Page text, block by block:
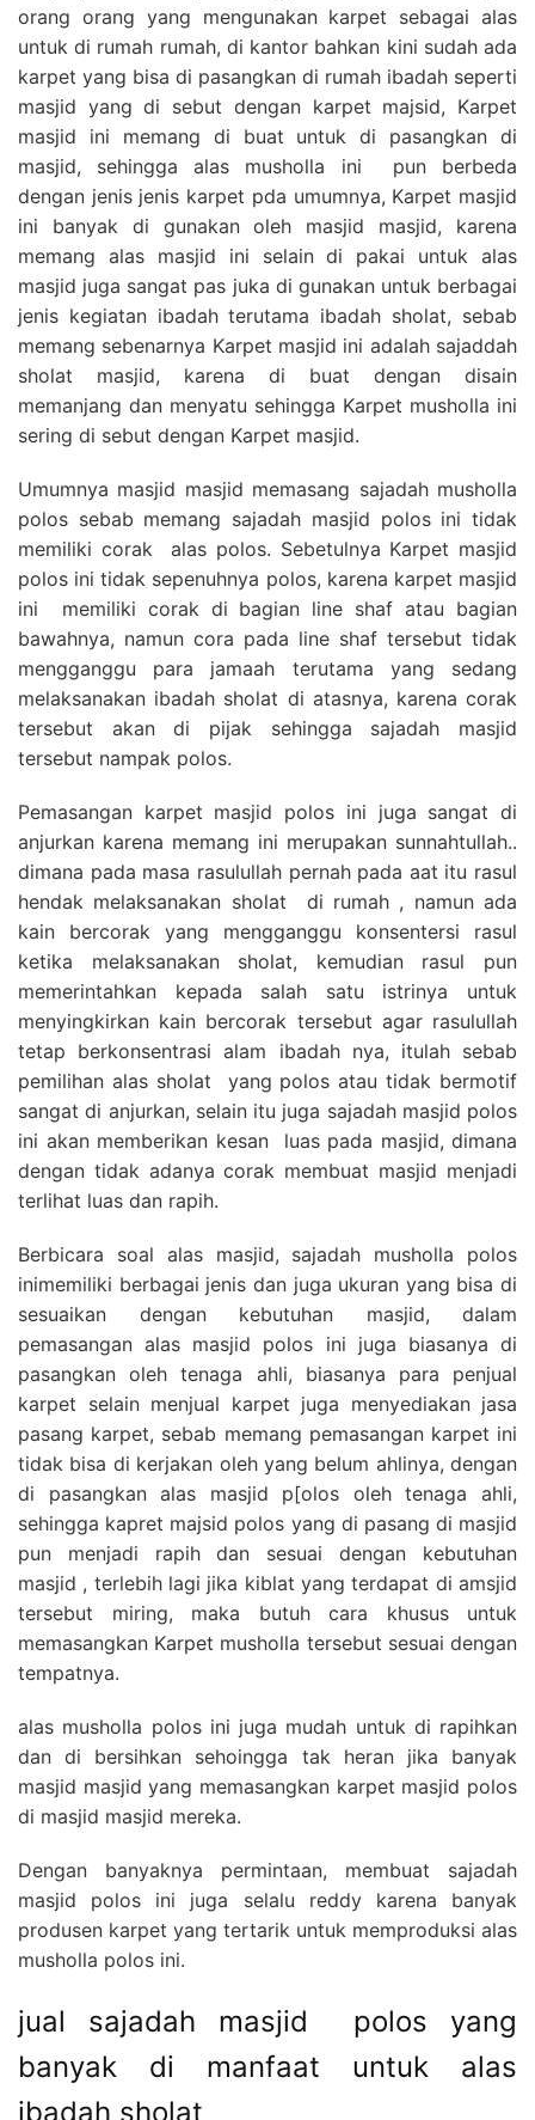
orang orang yang mengunakan karpet sebagai alas
untuk di rumah rumah, di kantor bahkan kini sudah ada
karpet yang bisa di pasangkan di rumah ibadah seperti
masjid yang di sebut dengan karpet majsid, Karpet
masjid ini memang di buat untuk di pasangkan di
masjid, sehingga alas musholla ini pun berbeda
dengan jenis jenis karpet pda umumnya, Karpet masjid
ini banyak di gunakan oleh masjid masjid, karena
memang alas masjid ini selain di pakai untuk alas
masjid juga sangat pas juka di gunakan untuk berbagai
jenis kegiatan ibadah terutama ibadah sholat, sebab
memang sebenarnya Karpet masjid ini adalah sajaddah
sholat masjid, karena di buat dengan disain
memanjang dan menyatu sehingga Karpet musholla ini
sering di sebut dengan Karpet masjid.
Umumnya masjid masjid memasang sajadah musholla
polos sebab memang sajadah masjid polos ini tidak
memiliki corak alas polos. Sebetulnya Karpet masjid
polos ini tidak sepenuhnya polos, karena karpet masjid
ini memiliki corak di bagian line shaf atau bagian
bawahnya, namun cora pada line shaf tersebut tidak
mengganggu para jamaah terutama yang sedang
melaksanakan ibadah sholat di atasnya, karena corak
tersebut akan di pijak sehingga sajadah masjid
tersebut nampak polos.
Pemasangan karpet masjid polos ini juga sangat di
anjurkan karena memang ini merupakan sunnahtullah..
dimana pada masa rasulullah pernah pada aat itu rasul
hendak melaksanakan sholat di rumah , namun ada
kain bercorak yang mengganggu konsentersi rasul
ketika melaksanakan sholat, kemudian rasul pun
memerintahkan kepada salah satu istrinya untuk
menyingkirkan kain bercorak tersebut agar rasulullah
tetap berkonsentrasi alam ibadah nya, itulah sebab
pemilihan alas sholat yang polos atau tidak bermotif
sangat di anjurkan, selain itu juga sajadah masjid polos
ini akan memberikan kesan luas pada masjid, dimana
dengan tidak adanya corak membuat masjid menjadi
terlihat luas dan rapih.
Berbicara soal alas masjid, sajadah musholla polos
inimemiliki berbagai jenis dan juga ukuran yang bisa di
sesuaikan dengan kebutuhan masjid, dalam
pemasangan alas masjid polos ini juga biasanya di
pasangkan oleh tenaga ahli, biasanya para penjual
karpet selain menjual karpet juga menyediakan jasa
pasang karpet, sebab memang pemasangan karpet ini
tidak bisa di kerjakan oleh yang belum ahlinya, dengan
di pasangkan alas masjid p[olos oleh tenaga ahli,
sehingga kapret majsid polos yang di pasang di masjid
pun menjadi rapih dan sesuai dengan kebutuhan
masjid , terlebih lagi jika kiblat yang terdapat di amsjid
tersebut miring, maka butuh cara khusus untuk
memasangkan Karpet musholla tersebut sesuai dengan
tempatnya.
alas musholla polos ini juga mudah untuk di rapihkan
dan di bersihkan sehoingga tak heran jika banyak
masjid masjid yang memasangkan karpet masjid polos
di masjid masjid mereka.
Dengan banyaknya permintaan, membuat sajadah
masjid polos ini juga selalu reddy karena banyak
produsen karpet yang tertarik untuk memproduksi alas
musholla polos ini.
jual sajadah masjid polos yang
banyak di manfaat untuk alas
ibadah sholat